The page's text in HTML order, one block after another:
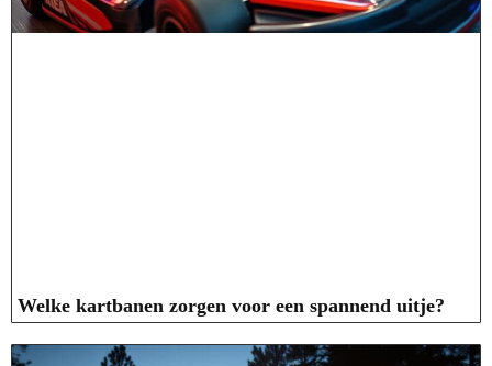
Welke kartbanen zorgen voor een spannend uitje?